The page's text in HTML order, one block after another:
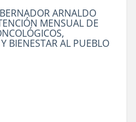
ARNALDO
MENSUAL DE
BIENESTAR AL PUEBLO